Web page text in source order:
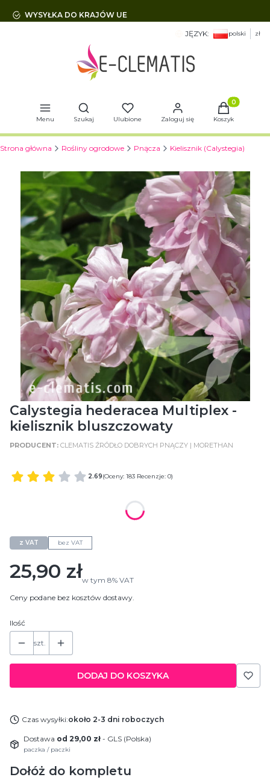
WYSYŁKA DO KRAJÓW UE
JĘZYK: polski zł
Menu
Otwórz wyszukiwarkę
Szukaj Ulubione Zaloguj się
Produkty
Koszyk
Strona główna Rośliny ogrodowe Pnącza Kielisznik (Calystegia)
Calystegia hederacea Multiplex -
kielisznik bluszczowaty
CLEMATIS ŹRÓDŁO DOBRYCH PNĄCZY | MORETHAN
2.69(Oceny: 183 Recenzje: 0)
z VAT bez VAT
Cena
25,90 złw tym 8% VAT
Ceny podane bez kosztów dostawy.
Ilość
szt.
DODAJ DO KOSZYKA
Czas wysyłki:około 2-3 dni roboczych
Dostawa od 29,00 zł - GLS (Polska)
paczka / paczki
Dołóż do kompletu